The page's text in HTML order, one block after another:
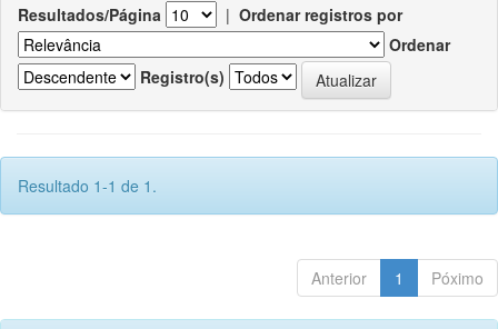
Resultados/Página | Ordenar registros por
Ordenar
Registro(s)
Resultado 1-1 de 1.
Anterior 1 Póximo